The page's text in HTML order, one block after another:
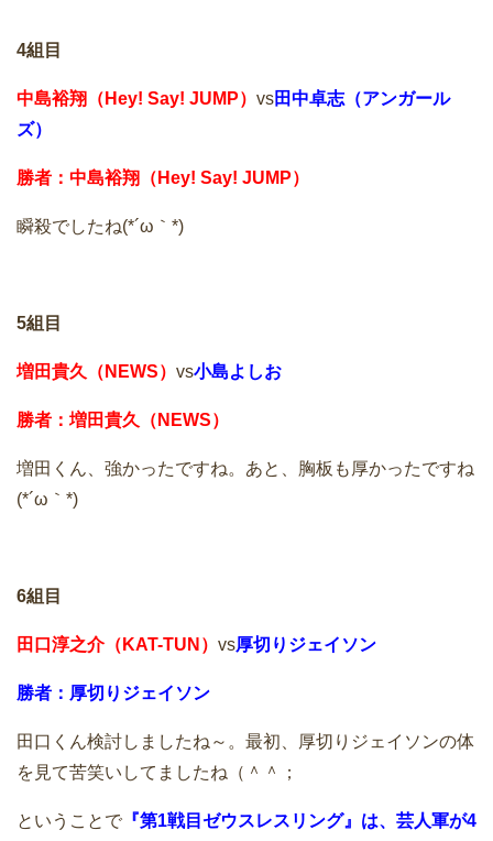
4組目
中島裕翔（Hey! Say! JUMP） vs田中卓志（アンガール
ズ）
勝者：中島裕翔（Hey! Say! JUMP）
瞬殺でしたね(*´ω｀*)
5組目
増田貴久（NEWS） vs小島よしお
勝者：増田貴久（NEWS）
増田くん、強かったですね。あと、胸板も厚かったですね
(*´ω｀*)
6組目
田口淳之介（KAT-TUN） vs厚切りジェイソン
勝者：厚切りジェイソン
田口くん検討しましたね～。最初、厚切りジェイソンの体
を見て苦笑いしてましたね（＾＾；
ということで 『第1戦目ゼウスレスリング』は、芸人軍が4